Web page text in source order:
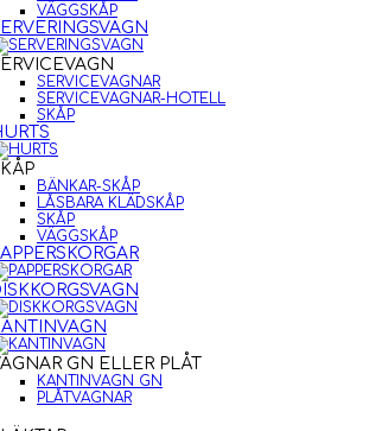
VÄGGSKÅP
SERVICEVAGNAR
SERVICEVAGNAR-HOTELL
SKÅP
BÄNKAR-SKÅP
LÅSBARA KLÄDSKÅP
SKÅP
VÄGGSKÅP
GN ELLER PLÅT
KANTINVAGN GN
PLÅTVAGNAR